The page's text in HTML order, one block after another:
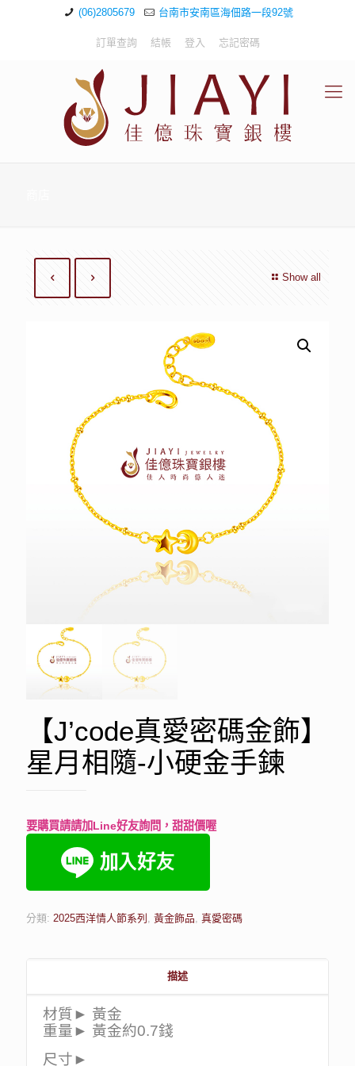
(06)2805679 台南市安南區海佃路一段92號
訂單查詢 結帳 登入 忘記密碼
Show all
【J’code真愛密碼金飾】
星月相隨-小硬金手鍊
要購買請請加Line好友詢問，甜甜價喔
分類: 2025西洋情人節系列 , 黃金飾品, 真愛密碼
描述
材質► 黃金
重量► 黃金約0.7錢
尺寸►